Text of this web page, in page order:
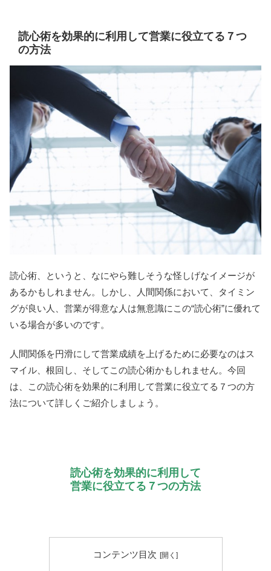
読心術を効果的に利用して営業に役立てる７つ
の方法
読心術、というと、なにやら難しそうな怪しげなイメージが
あるかもしれません。しかし、人間関係において、タイミン
グが良い人、営業が得意な人は無意識にこの“読心術”に優れて
いる場合が多いのです。
人間関係を円滑にして営業成績を上げるために必要なのはス
マイル、根回し、そしてこの読心術かもしれません。今回
は、この読心術を効果的に利用して営業に役立てる７つの方
法について詳しくご紹介しましょう。
読心術を効果的に利用して
営業に役立てる７つの方法
コンテンツ目次